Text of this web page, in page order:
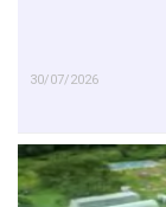
30/07/2026
EN SAVOIR PLUS